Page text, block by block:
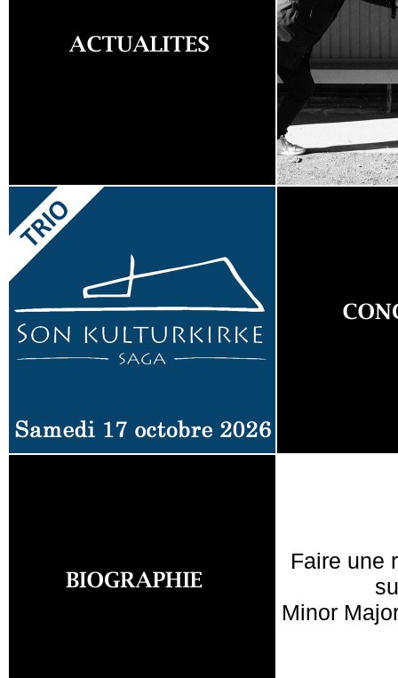
Faire une
Minor